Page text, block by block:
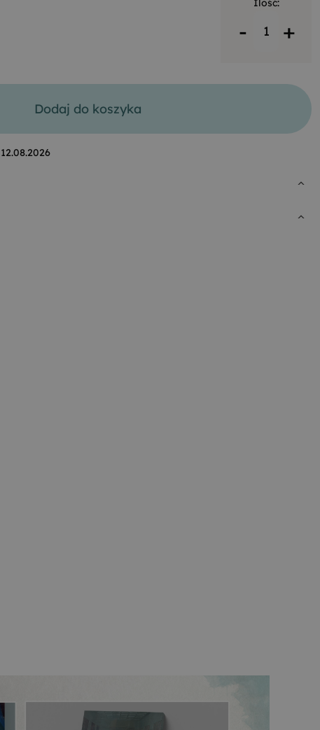
Ilość:
- +
Dodaj do koszyka
12.08.2026